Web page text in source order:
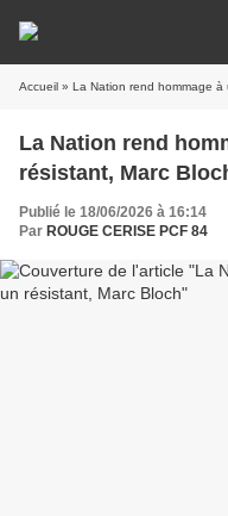
Accueil » La Nation rend hommage à
La Nation rend
résistant, Marc
Publié le 18/06/2026 à 16:14
Par ROUGE CERISE PCF 84